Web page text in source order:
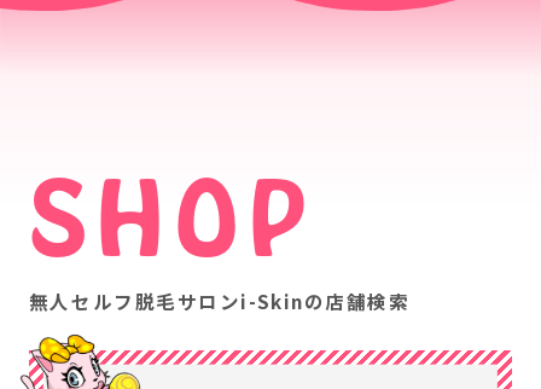
SHOP
無人セルフ脱毛サロンi-Skinの店舗検索